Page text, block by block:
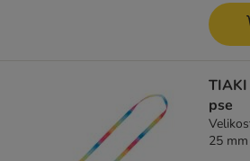
TIAKI
pse
25 mm